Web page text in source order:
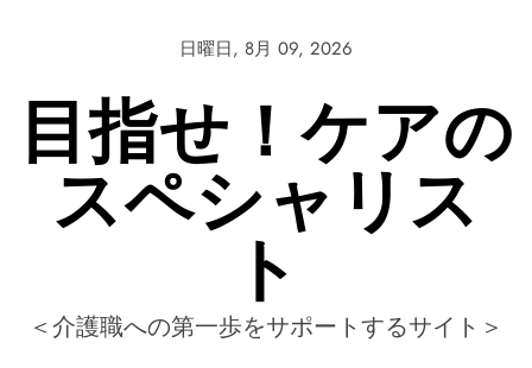
日曜日, 8月 09, 2026
目指せ！ケアの
スペシャリス
ト
＜介護職への第一歩をサポートするサイト＞